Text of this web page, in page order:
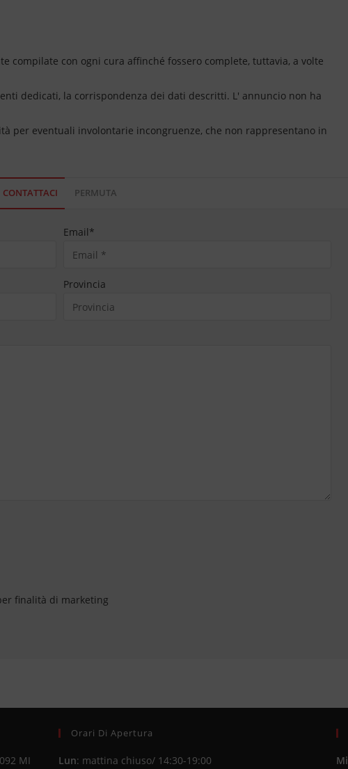
compilate con ogni cura affinché fossero complete, tuttavia, a volte
dedicati, la corrispondenza dei dati descritti. L' annuncio non ha
per eventuali involontarie incongruenze, che non rappresentano in
CONTATTACI PERMUTA
Email*
Provincia
finalità di marketing
MI
Orari Di Apertura
Lun: mattina chiuso/ 14:30-19:00